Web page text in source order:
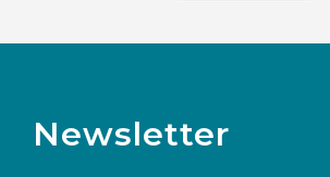
Newsletter